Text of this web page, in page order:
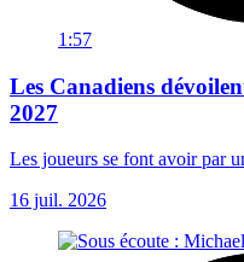
1:57
Les Canadiens
2027
Les joueurs se font avoir par
16 juil. 2026